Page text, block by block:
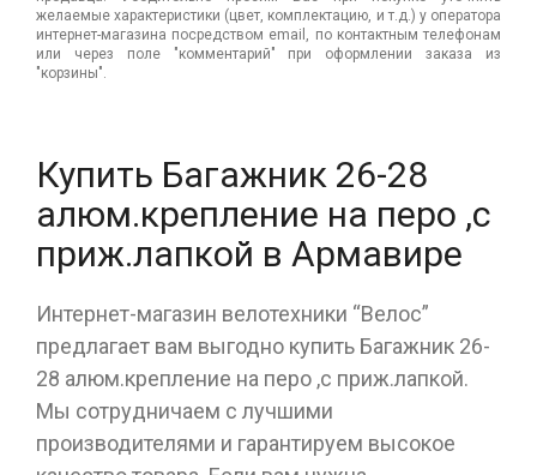
желаемые характеристики (цвет, комплектацию, и т.д.) у оператора
интернет-магазина посредством email, по контактным телефонам
или через поле "комментарий" при оформлении заказа из
"корзины".
Купить Багажник 26-28
алюм.крепление на перо ,с
приж.лапкой в Армавире
Интернет-магазин велотехники “Велос”
предлагает вам выгодно купить Багажник 26-
28 алюм.крепление на перо ,с приж.лапкой.
Мы сотрудничаем с лучшими
производителями и гарантируем высокое